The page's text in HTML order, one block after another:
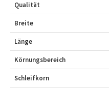
Qualität
Breite
Länge
Körnungsbereich
Schleifkorn